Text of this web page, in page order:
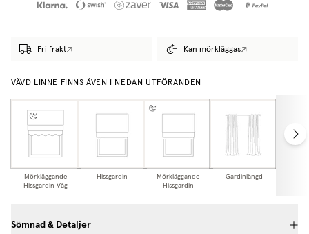
Fri frakt Kan mörkläggas
VÄVD LINNE FINNS ÄVEN I NEDAN UTFÖRANDEN
Mörkläggande
Hissgardin Våg
Hissgardin
Mörkläggande
Hissgardin
Gardinlängd
Sömnad & Detaljer